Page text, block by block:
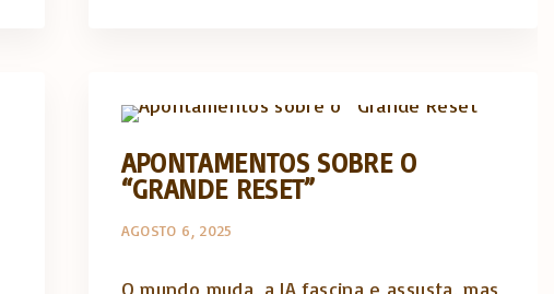
APONTAMENTOS SOBRE O
“GRANDE RESET”
AGOSTO 6, 2025
O mundo muda, a IA fascina e assusta, mas